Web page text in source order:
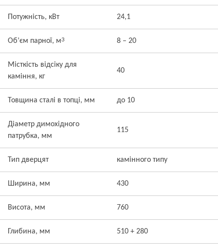
Потужність, кВт 24,1
Об’єм парної, м3 8 – 20
Місткість відсіку для
каміння, кг
40
Товщина сталі в топці, мм до 10
Діаметр димохідного
патрубка, мм
115
Тип дверцят камінного типу
Ширина, мм 430
Висота, мм 760
Глибина, мм 510 + 280